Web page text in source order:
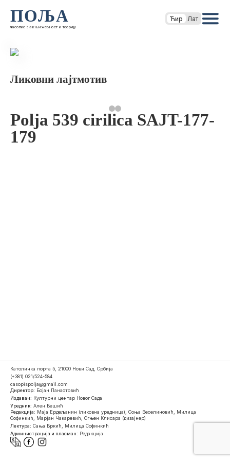
ПОЉА
часопис за књижевност и теорију
Ћир Лат
Ликовни лајтмотив
Polja 539 cirilica SAJT-177-
179
Католичка порта 5, 21000 Нови Сад, Србија
(+381) 021/524-584
casopispolja@gmail.com
Директор: Бојан Панаотовић
Издавач: Културни центар Новог Сада
Уредник: Ален Бешић
Редакција: Маја Ердељанин (ликовна уредница), Соња Веселиновић, Милица
Софинкић, Марјан Чакаревић, Огњен Клисара (дизајнер)
Лектура: Сања Бркић, Милица Софинкић
Администрација и пласман: Редакција